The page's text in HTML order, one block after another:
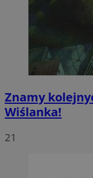
Znamy
Wiślanka!
21